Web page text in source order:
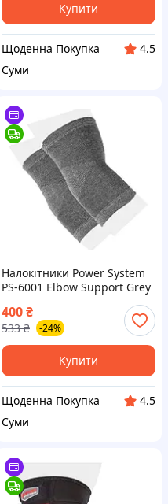
Купити
Щоденна Покупка
4.5
Суми
Налокітники Power System
PS-6001 Elbow Support Grey
400₴
533 ₴ -24%
Купити
Щоденна Покупка
4.5
Суми